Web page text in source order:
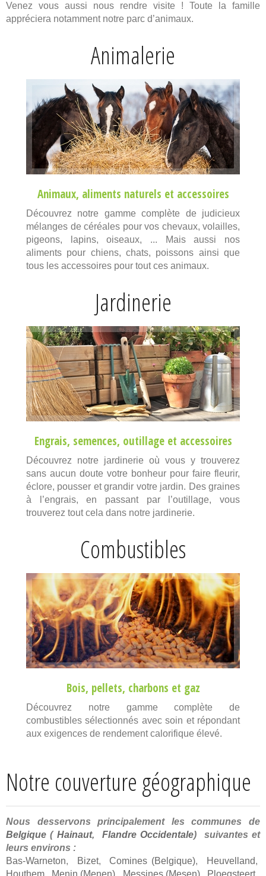
Venez vous aussi nous rendre visite ! Toute la famille
appréciera notamment notre parc d’animaux.
Animalerie
Animaux, aliments naturels et accessoires
Découvrez notre gamme complète de judicieux
mélanges de céréales pour vos chevaux, volailles,
pigeons, lapins, oiseaux, ... Mais aussi nos
aliments pour chiens, chats, poissons ainsi que
tous les accessoires pour tout ces animaux.
Jardinerie
Engrais, semences, outillageet accessoires
Découvrez notre jardinerie où vous y trouverez
sans aucun doute votre bonheur pour faire fleurir,
éclore, pousser et grandir votre jardin. Des graines
à l’engrais, en passant par l’outillage, vous
trouverez tout cela dans notre jardinerie.
Combustibles
Bois, pellets, charbons et gaz
Découvrez notre gamme complète de
combustibles sélectionnés avec soin et répondant
aux exigences de rendement calorifique élevé.
Notre couverture géographique
Nous desservons principalement les communes de
Belgique ( Hainaut, Flandre Occidentale) suivantes et
leurs environs :
Bas-Warneton, Bizet,Comines (Belgique), Heuvelland,